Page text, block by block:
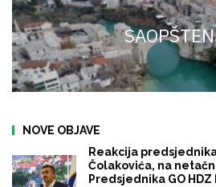
NOVE OBJAVE
Reakcija predsjednika
Čolakovića, na
Predsjednika GO HDZ